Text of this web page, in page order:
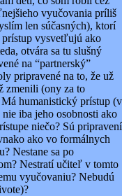
vyučovania príliš
len súčasných), ktorí
vysvetľujú ako
otvára sa tu slušný
na “partnerský”
pripravené na to, že už
zmenili (ony za to
humanistický prístup (v
iba jeho osobnosti ako
niečo? Sú pripravení
ako vo formálnych
Nestane sa po
Nestratí učiteľ v tomto
vyučovaniu? Nebudú